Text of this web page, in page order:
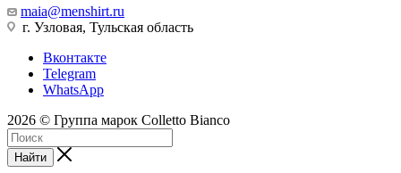
maia@menshirt.ru
г. Узловая, Тульская область
Вконтакте
Telegram
WhatsApp
2026 © Группа марок Colletto Bianco
Найти